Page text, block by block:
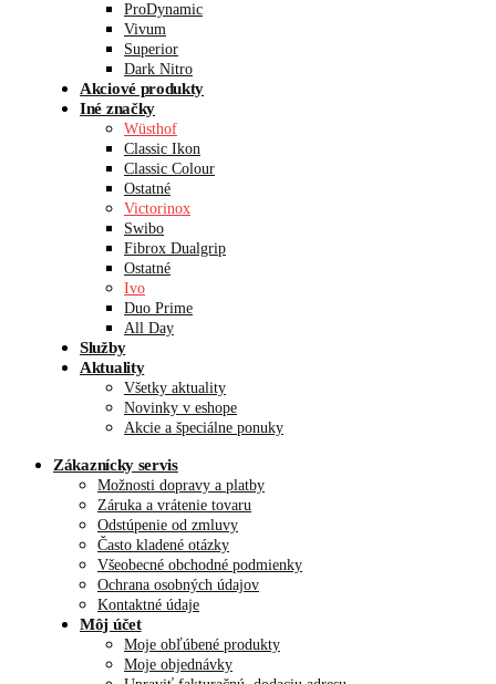
ProDynamic
Vivum
Superior
Dark Nitro
Akciové produkty
Iné značky
Wüsthof
Classic Ikon
Classic Colour
Ostatné
Victorinox
Swibo
Fibrox Dualgrip
Ostatné
Ivo
Duo Prime
All Day
Služby
Aktuality
Všetky aktuality
Novinky v eshope
Akcie a špeciálne ponuky
Zákaznícky servis
Možnosti dopravy a platby
Záruka a vrátenie tovaru
Odstúpenie od zmluvy
Často kladené otázky
Všeobecné obchodné podmienky
Ochrana osobných údajov
Kontaktné údaje
Môj účet
Moje obľúbené produkty
Moje objednávky